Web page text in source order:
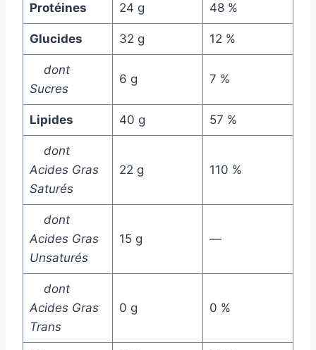
Protéines 24 g 48 %
Glucides 32 g 12 %
dont
Sucres
6 g 7 %
Lipides 40 g 57 %
dont
Acides Gras
Saturés
22 g 110 %
dont
Acides Gras
Unsaturés
15 g —
dont
Acides Gras
Trans
0 g 0 %